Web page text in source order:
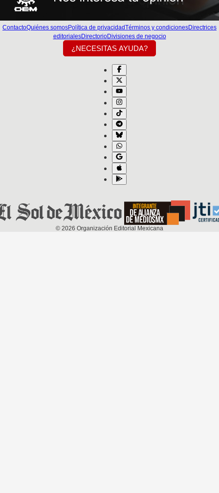
ContactoQuiénes somosPolítica de privacidadTérminos y condicionesDirectrices
editorialesDirectorioDivisiones de negocio
¿NECESITAS AYUDA?
© 2026 Organización Editorial Mexicana